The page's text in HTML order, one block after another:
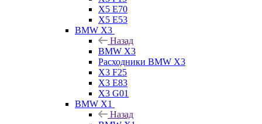
X5 E70
X5 E53
BMW X3
Назад
BMW X3
Расходники BMW X3
X3 F25
X3 E83
X3 G01
BMW X1
Назад